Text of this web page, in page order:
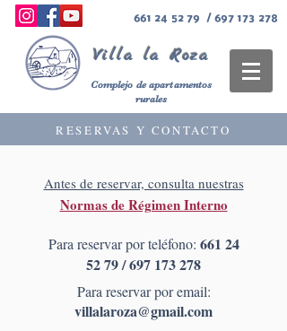
661 24 52 79 / 697 173 278
Villala Roza
Complejo de apartamentos
rurales
RESERVAS Y CONTACTO
Antes de reservar, consulta nuestras
Normas de Régimen Interno
Para reservar por teléfono: 661 24
52 79 / 697 173 278
Para reservar por email:
villalaroza@gmail.com